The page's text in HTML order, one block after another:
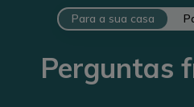
Para a sua casa
Perguntas